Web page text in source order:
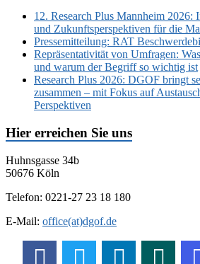
12. Research Plus Mannheim 2026:
und Zukunftsperspektiven für die
Pressemitteilung: RAT
Repräsentativität von Umfragen:
und warum der Begriff so wichtig ist
Research Plus 2026: DGOF bringt
zusammen – mit Fokus auf
Perspektiven
Hier erreichen Sie uns
Huhnsgasse 34b
50676 Köln
Telefon: 0221-27 23 18 180
E-Mail: office(at)dgof.de